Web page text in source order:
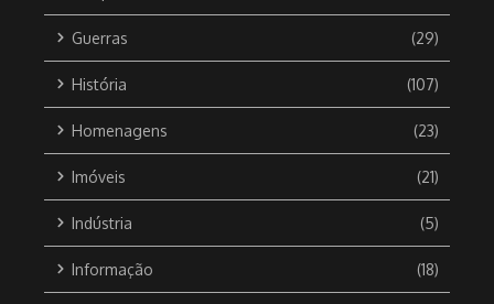
Guerras (29)
História (107)
Homenagens (23)
Imóveis (21)
Indústria (5)
Informação (18)